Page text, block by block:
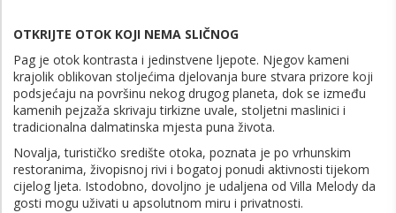
OTKRIJTE OTOK KOJI NEMA SLIČNOG
Pag je otok kontrasta i jedinstvene ljepote. Njegov kameni
krajolik oblikovan stoljećima djelovanja bure stvara prizore koji
podsjećaju na površinu nekog drugog planeta, dok se između
kamenih pejzaža skrivaju tirkizne uvale, stoljetni maslinici i
tradicionalna dalmatinska mjesta puna života.
Novalja, turističko središte otoka, poznata je po vrhunskim
restoranima, živopisnoj rivi i bogatoj ponudi aktivnosti tijekom
cijelog ljeta. Istodobno, dovoljno je udaljena od Villa Melody da
gosti mogu uživati u apsolutnom miru i privatnosti.